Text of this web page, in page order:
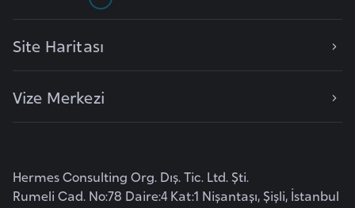
Site Haritası
Vize Merkezi
Hermes Consulting Org. Dış. Tic. Ltd. Şti.
Rumeli Cad. No:78 Daire:4 Kat:1 Nişantaşı, Şişli, İstanbul
n
g